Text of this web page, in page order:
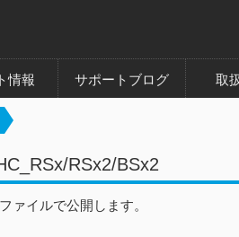
情報 サポートブログ 取
RSx2/BSx2
ァイルで公開します。